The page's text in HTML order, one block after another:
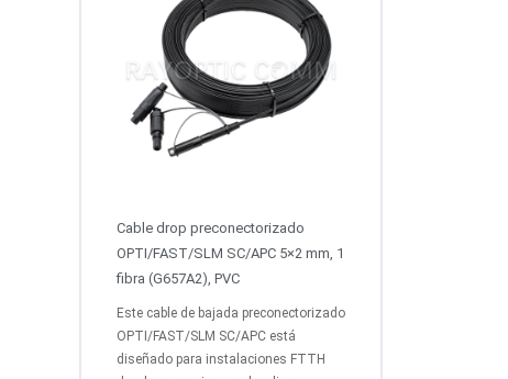
Cable drop preconectorizado
OPTI/FAST/SLM SC/APC 5×2 mm, 1
fibra (G657A2), PVC
Este cable de bajada preconectorizado
OPTI/FAST/SLM SC/APC está
diseñado para instalaciones FTTH